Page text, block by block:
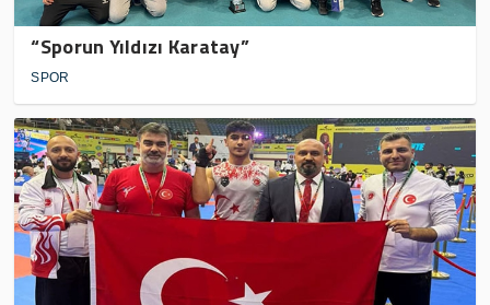
“Sporun Yıldızı Karatay”
SPOR